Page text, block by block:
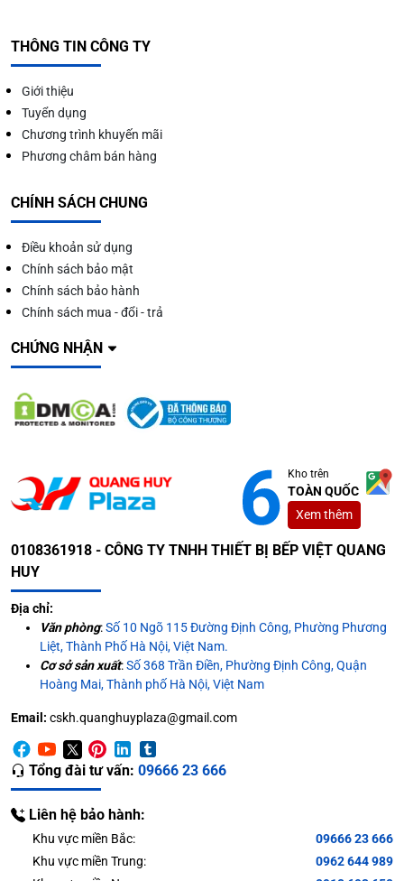
THÔNG TIN CÔNG TY
Giới thiệu
Tuyển dụng
Chương trình khuyến mãi
Phương châm bán hàng
CHÍNH SÁCH CHUNG
Điều khoản sử dụng
Chính sách bảo mật
Chính sách bảo hành
Chính sách mua - đổi - trả
CHỨNG NHẬN
Kho trên
TOÀN QUỐC
Xem thêm
0108361918 - CÔNG TY TNHH THIẾT BỊ BẾP VIỆT QUANG
HUY
Địa chỉ:
Văn phòng:Số 10 Ngõ 115 Đường Định Công, Phường Phương
Liệt, Thành Phố Hà Nội, Việt Nam.
Cơ sở sản xuất:Số 368 Trần Điền, Phường Định Công, Quận
Hoàng Mai, Thành phố Hà Nội, Việt Nam
Email: cskh.quanghuyplaza@gmail.com
Tổng đài tư vấn: 09666 23 666
Liên hệ bảo hành:
Khu vực miền Bắc:
09666 23 666
Khu vực miền Trung:
0962 644 989